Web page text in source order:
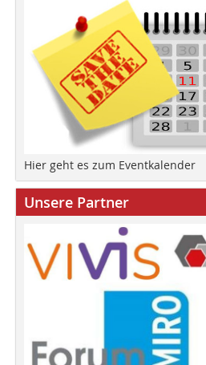
Hier geht es zum Eventkalender
Unsere Partner